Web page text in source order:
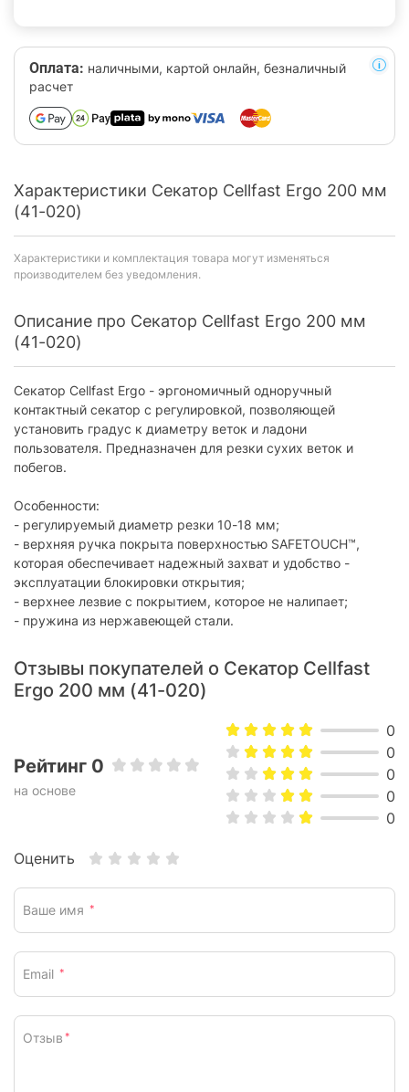
Оплата: наличными, картой онлайн, безналичный
расчет
Характеристики Секатор Cellfast Ergo 200 мм
(41-020)
Характеристики и комплектация товара могут изменяться
производителем без уведомления.
Описание про Секатор Cellfast Ergo 200 мм
(41-020)
Секатор Cellfast Ergo - эргономичный одноручный
контактный секатор с регулировкой, позволяющей
установить градус к диаметру веток и ладони
пользователя. Предназначен для резки сухих веток и
побегов.
Особенности:
- регулируемый диаметр резки 10-18 мм;
- верхняя ручка покрыта поверхностью SAFETOUCH™,
которая обеспечивает надежный захват и удобство -
эксплуатации блокировки открытия;
- верхнее лезвие с покрытием, которое не налипает;
- пружина из нержавеющей стали.
Отзывы покупателей о Секатор Cellfast
Ergo 200 мм (41-020)
Рейтинг 0
на основе
0
0
0
0
0
Оценить
Ваше имя *
Email *
Отзыв *